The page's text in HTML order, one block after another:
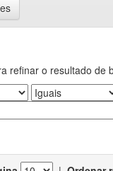
refinar o resultado de